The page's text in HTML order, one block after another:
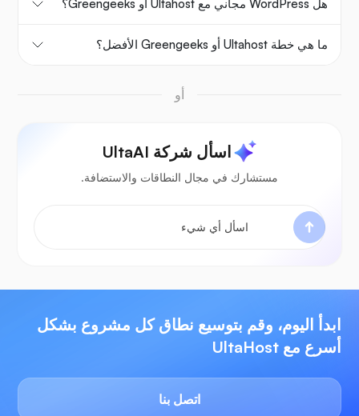
هل WordPress مجاني مع Ultahost أو Greengeeks؟
ما هي خطة Ultahost أو Greengeeks الأفضل؟
أو
اسأل شركة UltaAI
مستشارك في مجال النطاقات والاستضافة.
ابدأ اليوم، وقم بتوسيع نطاق كل مشروع بشكل
أسرع مع UltaHost
اتصل بنا